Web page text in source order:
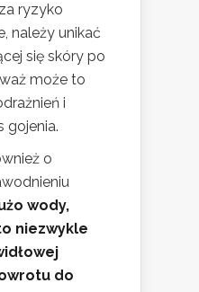
ryzyko
należy unikać
się skóry po
może to
i
gojenia.
o
wody,
niezwykle
do